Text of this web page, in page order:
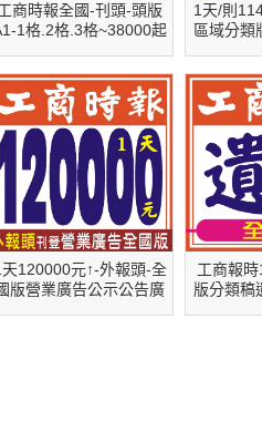
商時報全國-刊頭-頭版
1格.2格.3格~38000起
1天/則
區域分類
天120000元↑-外報頭-全
版營業廣告公示公告廣
工商報
版分類稿